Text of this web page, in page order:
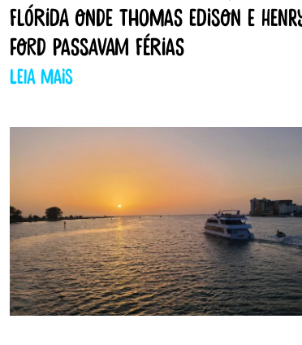
Flórida onde Thomas Edison e
Ford passavam férias
Leia mais